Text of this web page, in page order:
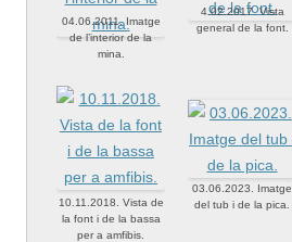
04.06.2011. Imatge
de l’interior de la
mina.
4.02.2017. Vista
general de la font.
10.11.2018. Vista de
la font i de la bassa
per a amfibis.
03.06.2023. Imatge
del tub i de la pica.